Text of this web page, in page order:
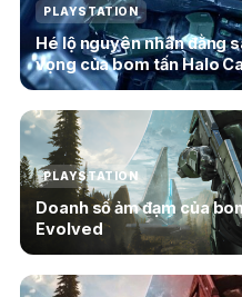
PLAYSTATION
Hé lộ nguyên nhân đằng
vọng của bom tấn Halo
PLAYSTATION
Doanh số ảm đạm của
Evolved